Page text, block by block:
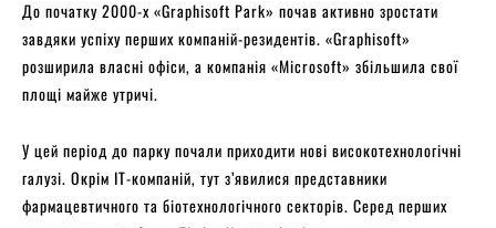
До початку 2000-х «Graphisoft Park» почав активно зростати
завдяки успіху перших компаній-резидентів. «Graphisoft»
розширила власні офіси, а компанія «Microsoft» збільшила свої
площі майже утричі.
У цей період до парку почали приходити нові високотехнологічні
галузі. Окрім IT-компаній, тут з’явилися представники
фармацевтичного та біотехнологічного секторів. Серед перших